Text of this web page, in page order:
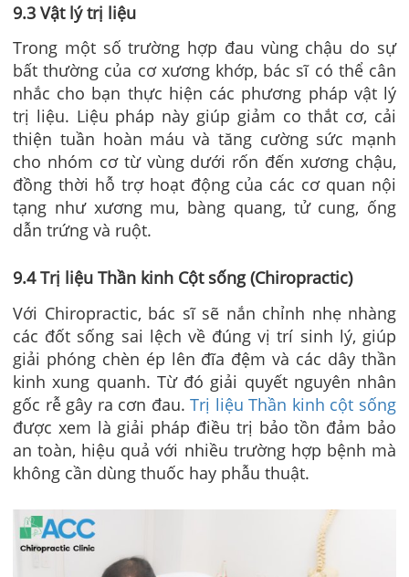
9.3 Vật lý trị liệu
Trong một số trường hợp đau vùng chậu do sự
bất thường của cơ xương khớp, bác sĩ có thể cân
nhắc cho bạn thực hiện các phương pháp vật lý
trị liệu. Liệu pháp này giúp giảm co thắt cơ, cải
thiện tuần hoàn máu và tăng cường sức mạnh
cho nhóm cơ từ vùng dưới rốn đến xương chậu,
đồng thời hỗ trợ hoạt động của các cơ quan nội
tạng như xương mu, bàng quang, tử cung, ống
dẫn trứng và ruột.
9.4 Trị liệu Thần kinh Cột sống (Chiropractic)
Với Chiropractic, bác sĩ sẽ nắn chỉnh nhẹ nhàng
các đốt sống sai lệch về đúng vị trí sinh lý, giúp
giải phóng chèn ép lên đĩa đệm và các dây thần
kinh xung quanh. Từ đó giải quyết nguyên nhân
gốc rễ gây ra cơn đau.Trị liệu Thần kinh cột sống
được xem là giải pháp điều trị bảo tồn đảm bảo
an toàn, hiệu quả với nhiều trường hợp bệnh mà
không cần dùng thuốc hay phẫu thuật.